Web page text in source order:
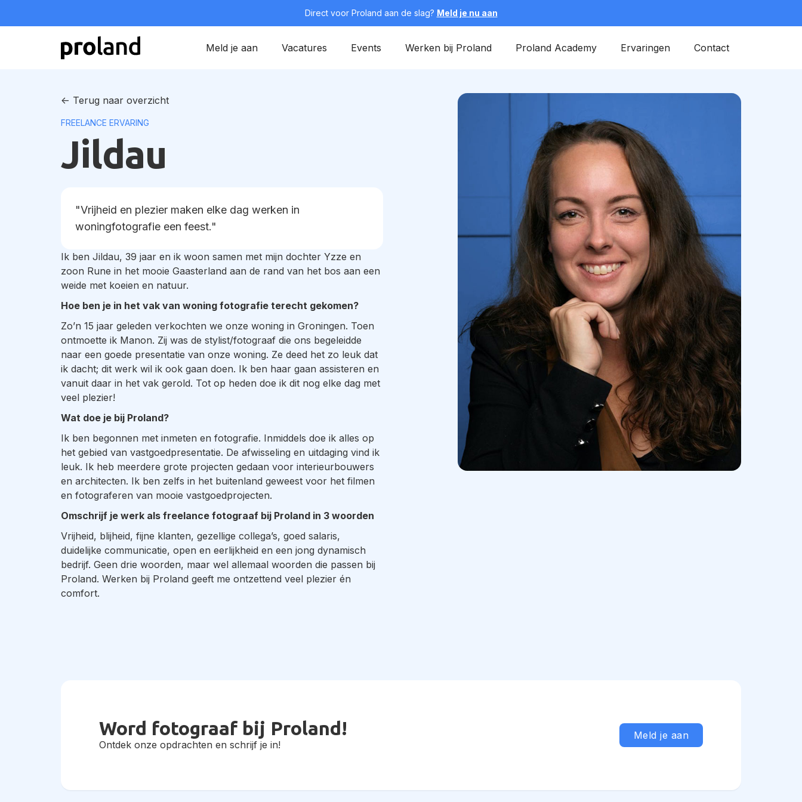
Direct voor Proland aan de slag? Meld je nu aan
Meld je aan Vacatures Events Werken bij Proland Proland Academy Ervaringen Contact
<- Terug naar overzicht
FREELANCE ERVARING
Jildau
"Vrijheid en plezier maken elke dag werken in
woningfotografie een feest."
Ik ben Jildau, 39 jaar en ik woon samen met mijn dochter Yzze en
zoon Rune in het mooie Gaasterland aan de rand van het bos aan een
weide met koeien en natuur.
Hoe ben je in het vak van woning fotografie terecht gekomen?
Zo’n 15 jaar geleden verkochten we onze woning in Groningen. Toen
ontmoette ik Manon. Zij was de stylist/fotograaf die ons begeleidde
naar een goede presentatie van onze woning. Ze deed het zo leuk dat
ik dacht; dit werk wil ik ook gaan doen. Ik ben haar gaan assisteren en
vanuit daar in het vak gerold. Tot op heden doe ik dit nog elke dag met
veel plezier!
Wat doe je bij Proland?
Ik ben begonnen met inmeten en fotografie. Inmiddels doe ik alles op
het gebied van vastgoedpresentatie. De afwisseling en uitdaging vind ik
leuk. Ik heb meerdere grote projecten gedaan voor interieurbouwers
en architecten. Ik ben zelfs in het buitenland geweest voor het filmen
en fotograferen van mooie vastgoedprojecten.
Omschrijf je werk als freelance fotograaf bij Proland in 3 woorden
Vrijheid, blijheid, fijne klanten, gezellige collega’s, goed salaris,
duidelijke communicatie, open en eerlijkheid en een jong dynamisch
bedrijf. Geen drie woorden, maar wel allemaal woorden die passen bij
Proland. Werken bij Proland geeft me ontzettend veel plezier én
comfort.
Word fotograaf bij Proland!
Ontdek onze opdrachten en schrijf je in!
Meld je aan